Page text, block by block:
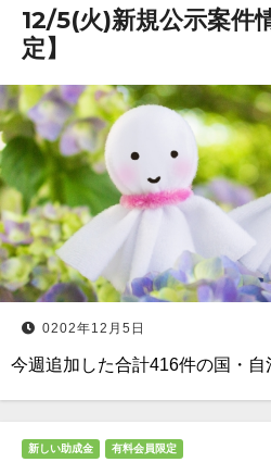
12/5(火)新規公示案件
定】
0202年12月5日
今週追加した合計416件の国・自
新しい助成金 有料会員限定